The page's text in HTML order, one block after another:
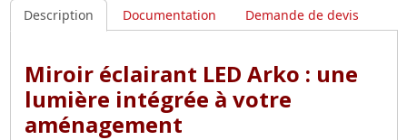
Description Documentation Demande de devis
Miroir éclairant LED Arko : une
lumière intégrée à votre
aménagement